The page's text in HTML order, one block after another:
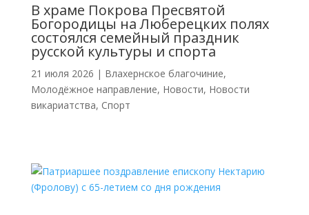
В храме Покрова Пресвятой
Богородицы на Люберецких полях
состоялся семейный праздник
русской культуры и спорта
21 июля 2026 | Влахернское благочиние,
Молодёжное направление, Новости, Новости
викариатства, Спорт